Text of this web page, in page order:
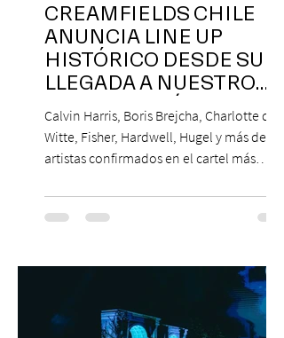
CREAMFIELDS CHILE
ANUNCIA LINE UP
HISTÓRICO DESDE SU
LLEGADA A NUESTRO
NUESTRO PAÍS
Calvin Harris, Boris Brejcha, Charlotte de
Witte, Fisher, Hardwell, Hugel y más de 85
artistas confirmados en el cartel más
Chile. 14 y 15 de noviembre de 2026, Club
Hípico de Santiago. Últimos Weekend
con venta a través de Puntoticket.com
Creamfields Chile, el festival de música
electrónica más importante del país,
revela oficialmente el Lineup de su edición